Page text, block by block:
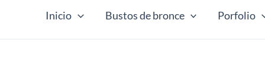
Inicio Bustos de bronce Porfolio